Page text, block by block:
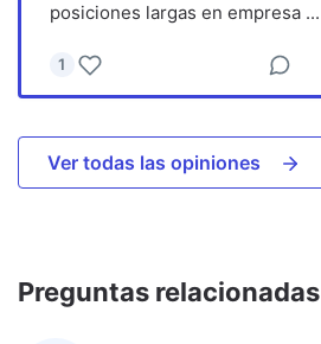
posiciones largas en empresa...
1
Ver todas las opiniones
Preguntas relacionadas